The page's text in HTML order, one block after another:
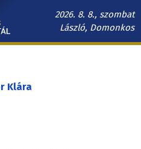
2026. 8. 8., szombat
László, Domonkos
Klára